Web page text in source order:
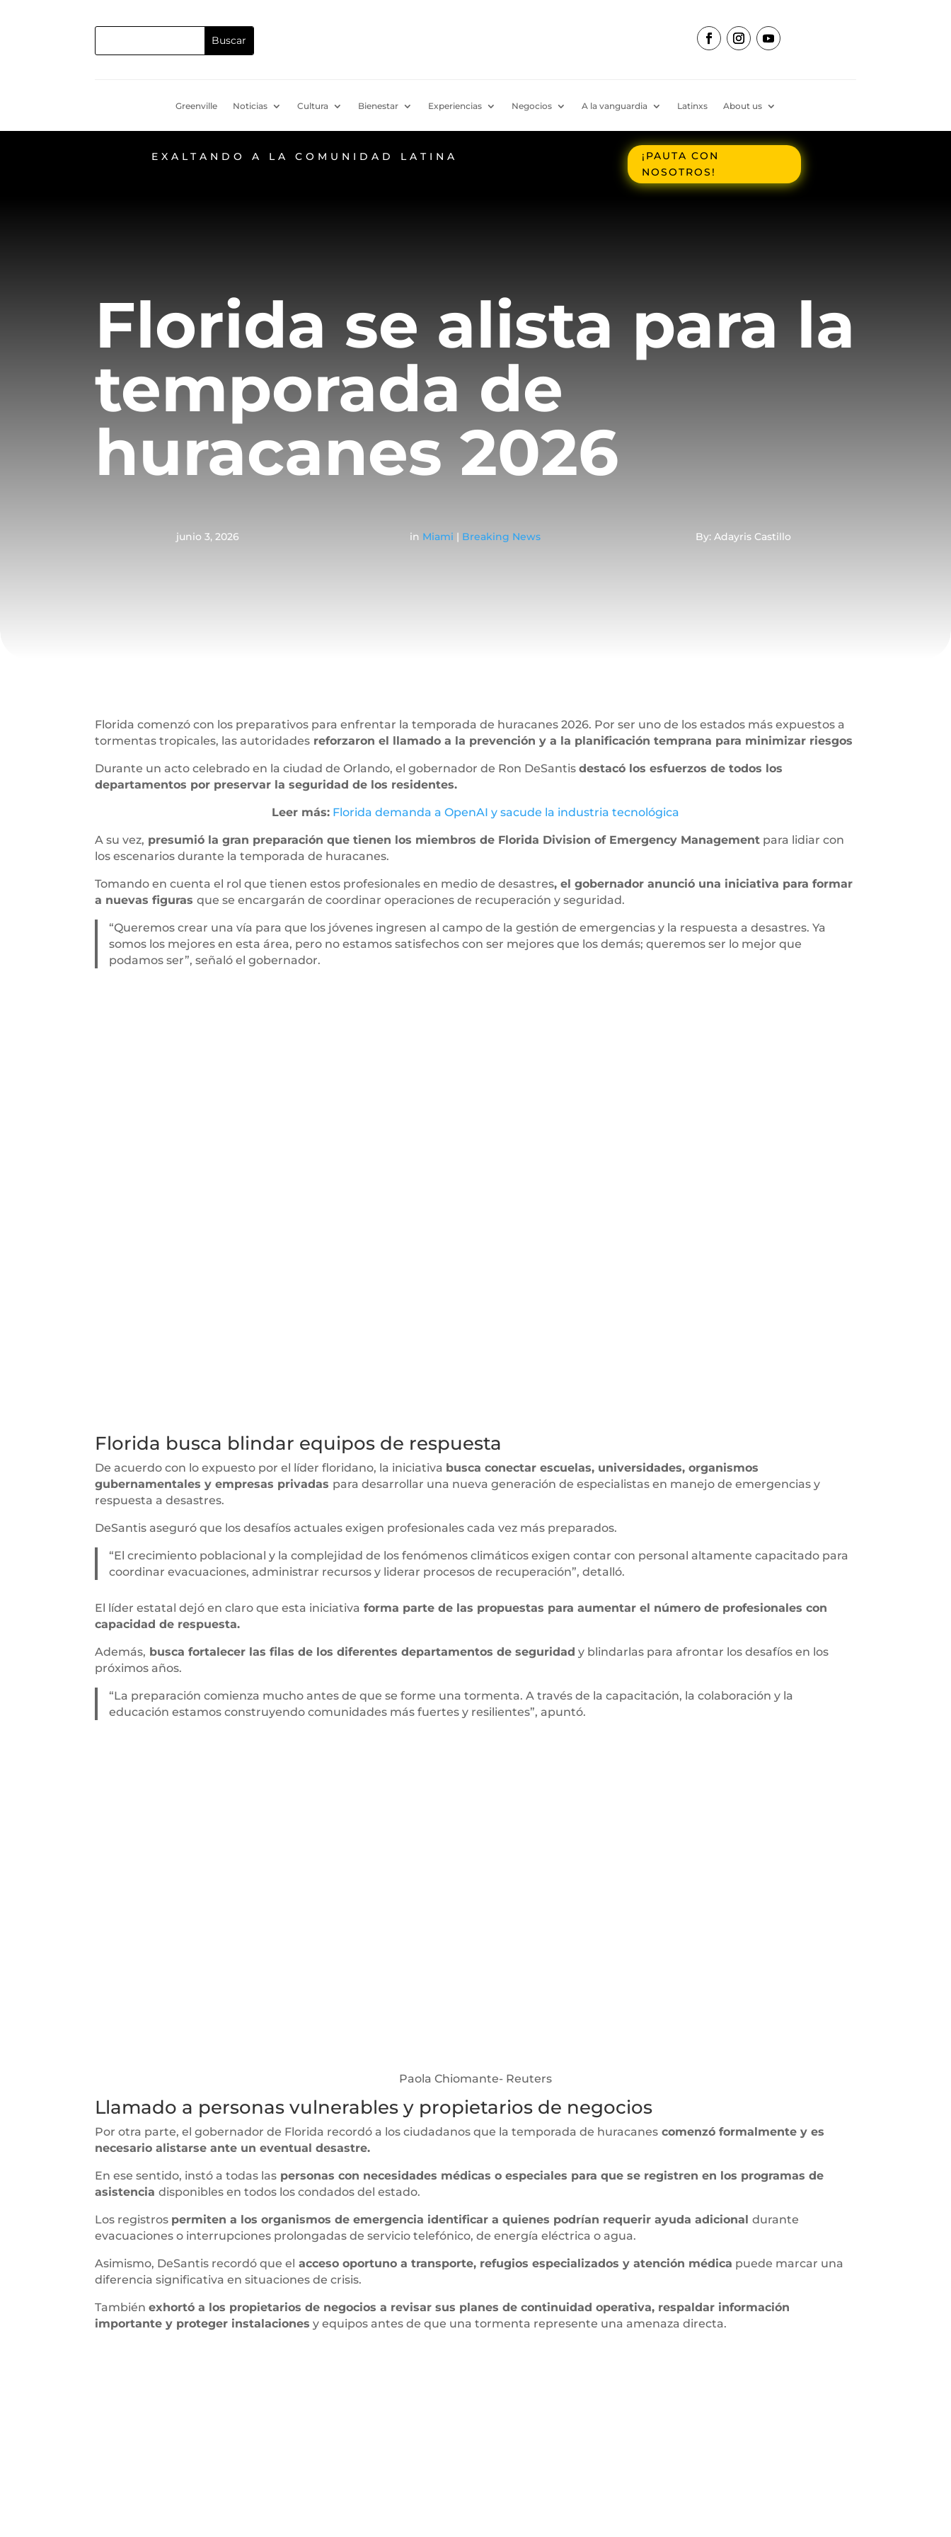
Greenville Noticias Cultura Bienestar Experiencias Negocios A la vanguardia Latinxs About us
EXALTANDO A LA COMUNIDAD LATINA
¡PAUTA CON
NOSOTROS!
Florida se alista para la
temporada de
huracanes 2026
junio 3, 2026 in Miami | Breaking News By: Adayris Castillo
Florida comenzó con los preparativos para enfrentar la temporada de huracanes 2026. Por ser uno de los estados más expuestos a
tormentas tropicales, las autoridades reforzaron el llamado a la prevención y a la planificación temprana para minimizar riesgos
Durante un acto celebrado en la ciudad de Orlando, el gobernador de Ron DeSantisdestacó los esfuerzos de todos los
departamentos por preservar la seguridad de los residentes.
Leer más: Florida demanda a OpenAI y sacude la industria tecnológica
A su vez, presumió la gran preparación que tienen los miembros de Florida Division of Emergency Management para lidiar con
los escenarios durante la temporada de huracanes.
Tomando en cuenta el rol que tienen estos profesionales en medio de desastres, el gobernador anunció una iniciativa para formar
a nuevas figurasque se encargarán de coordinar operaciones de recuperación y seguridad.
“Queremos crear una vía para que los jóvenes ingresen al campo de la gestión de emergencias y la respuesta a desastres. Ya
somos los mejores en esta área, pero no estamos satisfechos con ser mejores que los demás; queremos ser lo mejor que
podamos ser”, señaló el gobernador.
Florida busca blindar equipos de respuesta
De acuerdo con lo expuesto por el líder floridano, la iniciativa busca conectar escuelas, universidades, organismos
gubernamentales y empresas privadas para desarrollar una nueva generación de especialistas en manejo de emergencias y
respuesta a desastres.
DeSantis aseguró que los desafíos actuales exigen profesionales cada vez más preparados.
“El crecimiento poblacional y la complejidad de los fenómenos climáticos exigen contar con personal altamente capacitado para
coordinar evacuaciones, administrar recursos y liderar procesos de recuperación”, detalló.
El líder estatal dejó en claro que esta iniciativa forma parte de las propuestas para aumentar el número de profesionales con
capacidad de respuesta.
Además, busca fortalecer las filas de los diferentes departamentos de seguridad y blindarlas para afrontar los desafíos en los
próximos años.
“La preparación comienza mucho antes de que se forme una tormenta. A través de la capacitación, la colaboración y la
educación estamos construyendo comunidades más fuertes y resilientes”, apuntó.
Paola Chiomante- Reuters
Llamado a personas vulnerables y propietarios de negocios
Por otra parte, el gobernador de Florida recordó a los ciudadanos que la temporada de huracanes comenzó formalmente y es
necesario alistarse ante un eventual desastre.
En ese sentido, instó a todas las personas con necesidades médicas o especiales para que se registren en los programas de
asistenciadisponibles en todos los condados del estado.
Los registros permiten a los organismos de emergencia identificar a quienes podrían requerir ayuda adicionaldurante
evacuaciones o interrupciones prolongadas de servicio telefónico, de energía eléctrica o agua.
Asimismo, DeSantis recordó que el acceso oportuno a transporte, refugios especializados y atención médica puede marcar una
diferencia significativa en situaciones de crisis.
Tambiénexhortó a los propietarios de negocios a revisar sus planes de continuidad operativa, respaldar información
importante y proteger instalaciones y equipos antes de que una tormenta represente una amenaza directa.